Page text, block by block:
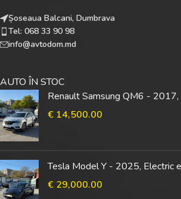
Șoseaua Balcani, Dumbrava
Tel: 068 33 90 98
info@avtodom.md
AUTO ÎN STOC
Renault Samsung QM6 -
€ 14,500.00
Tesla Model Y - 2025, Electric
€ 29,000.00